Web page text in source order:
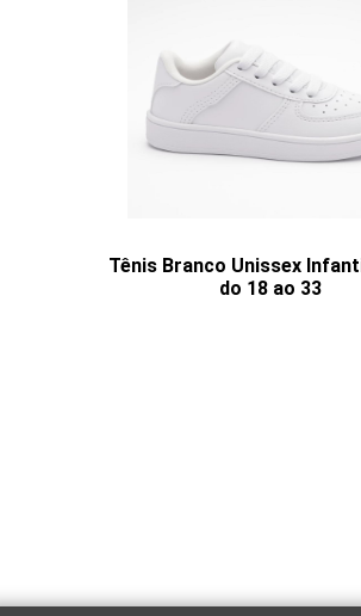
Tênis Branco Unissex
do 18 ao 33